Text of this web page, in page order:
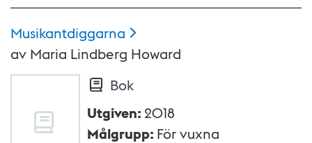
Musikantdiggarna
av Maria Lindberg Howard
Bok
Utgiven: 2018
Målgrupp: För vuxna